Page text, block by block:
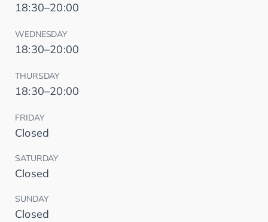
18:30–20:00
WEDNESDAY
18:30–20:00
THURSDAY
18:30–20:00
FRIDAY
Closed
SATURDAY
Closed
SUNDAY
Closed